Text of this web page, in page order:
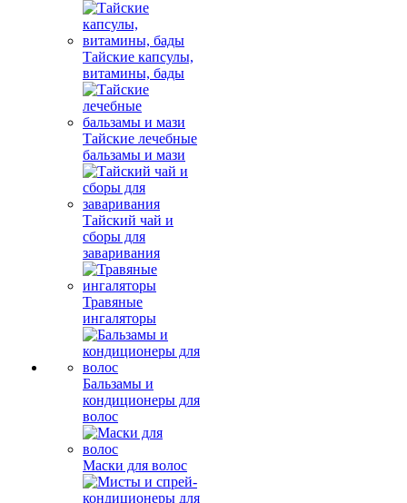
Тайские капсулы,
витамины, бады
Тайские лечебные
бальзамы и мази
Тайский чай и
сборы для
заваривания
Травяные
ингаляторы
Бальзамы и
кондиционеры для
волос
Маски для волос